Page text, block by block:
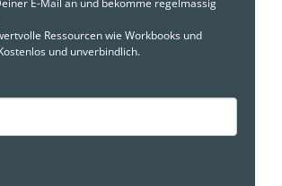
Ressourcen wie Workbooks und
und unverbindlich.